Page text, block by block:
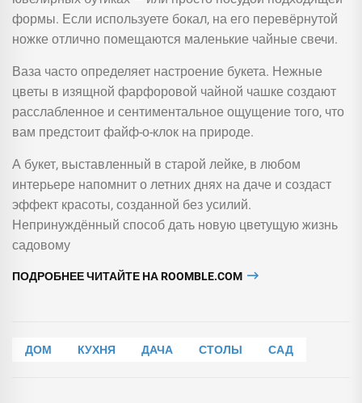
формы. Если используете бокал, на его перевёрнутой
ножке отлично помещаются маленькие чайные свечи.
Ваза часто определяет настроение букета. Нежные
цветы в изящной фарфоровой чайной чашке создают
расслабленное и сентиментальное ощущение того, что
вам предстоит файф-о-клок на природе.
А букет, выставленный в старой лейке, в любом
интерьере напомнит о летних днях на даче и создаст
эффект красоты, созданной без усилий.
Непринуждённый способ дать новую цветущую жизнь
садовому
ПОДРОБНЕЕ ЧИТАЙТЕ НА ROOMBLE.COM
ДОМ КУХНЯ ДАЧА СТОЛЫ САД